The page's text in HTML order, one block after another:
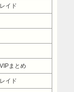
イド
まとめ
イド